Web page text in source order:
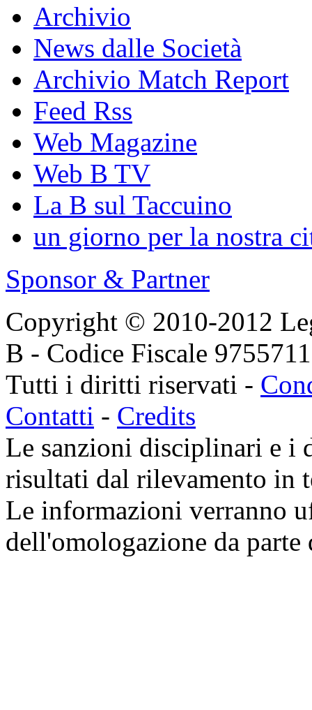
Archivio
News dalle Società
Archivio Match Report
Feed Rss
Web Magazine
Web B TV
La B sul Taccuino
un giorno per la nostra
Sponsor & Partner
Copyright © 2010-2012
B - Codice Fiscale
Tutti i diritti riservati -
Contatti - Credits
Le sanzioni disciplinari e i
risultati dal rilevamento in
Le informazioni verranno
dell'omologazione da